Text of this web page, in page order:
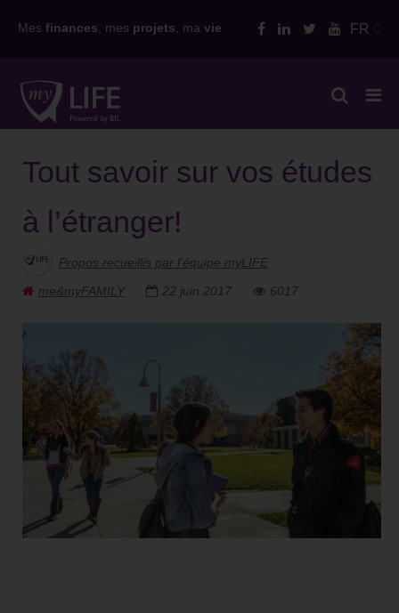
to
Mes finances , mes projets , ma vie FR
Tout savoir sur vos études
à l’étranger!
Propos recueillis par l'équipe myLIFE
me&myFAMILY
22 juin 2017 6017